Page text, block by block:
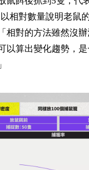
相對數量說明老鼠
相對的方法雖然沒
以算出變化趨勢，